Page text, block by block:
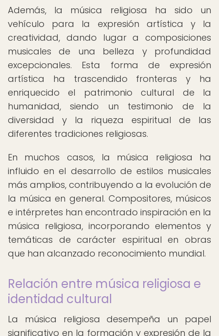
Además, la música religiosa ha sido un
vehículo para la expresión artística y la
creatividad, dando lugar a composiciones
musicales de una belleza y profundidad
excepcionales. Esta forma de expresión
artística ha trascendido fronteras y ha
enriquecido el patrimonio cultural de la
humanidad, siendo un testimonio de la
diversidad y la riqueza espiritual de las
diferentes tradiciones religiosas.
En muchos casos, la música religiosa ha
influido en el desarrollo de estilos musicales
más amplios, contribuyendo a la evolución de
la música en general. Compositores, músicos
e intérpretes han encontrado inspiración en la
música religiosa, incorporando elementos y
temáticas de carácter espiritual en obras
que han alcanzado reconocimiento mundial.
Relación entre música religiosa e
identidad cultural
La música religiosa desempeña un papel
significativo en la formación y expresión de la